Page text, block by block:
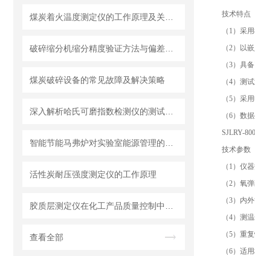
煤炭破碎设备的常见故障及解决策略
活性炭耐压强度测定仪的工作原理
查看全部
技术特点
（1）采
（2）以
（3）具
（4）测
（5）采
（6）数
SJLRY-
技术参数
（1）仪
（2）氧
（3）内
（4）测
（5）重
（6）适